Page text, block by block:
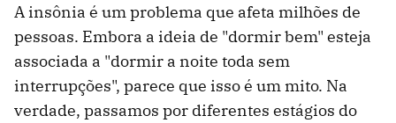
A insônia é um problema que afeta milhões de
pessoas. Embora a ideia de "dormir bem" esteja
associada a "dormir a noite toda sem
interrupções", parece que isso é um mito. Na
verdade, passamos por diferentes estágios do